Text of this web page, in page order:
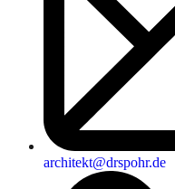
architekt@drspohr.de